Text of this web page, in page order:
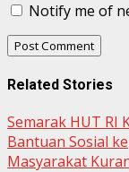
Notify me of
Related Stories
Semarak HUT RI
Bantuan Sosial
Masyarakat